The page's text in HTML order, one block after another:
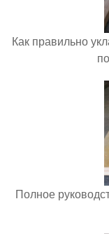
Как правильно
Полное